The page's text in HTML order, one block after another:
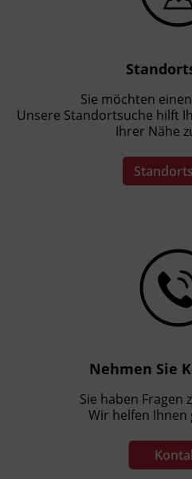
Sie möchten
Unsere Standortsuche hilft
Ihrer Nähe
Nehmen Sie
Sie haben Fragen
Wir helfen Ihnen